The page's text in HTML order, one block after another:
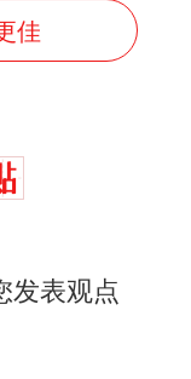
佳
发表观点